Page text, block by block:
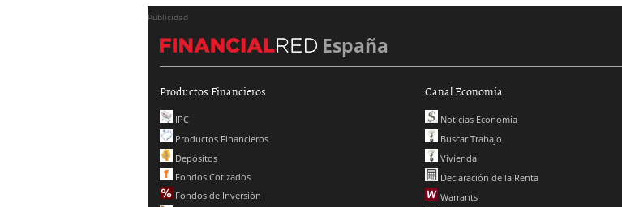
Publicidad
España
Productos Financieros
IPC
Productos Financieros
Depósitos
Fondos Cotizados
Fondos de Inversión
Canal Economía
Noticias Economía
Buscar Trabajo
Vivienda
Declaración de la Renta
Warrants